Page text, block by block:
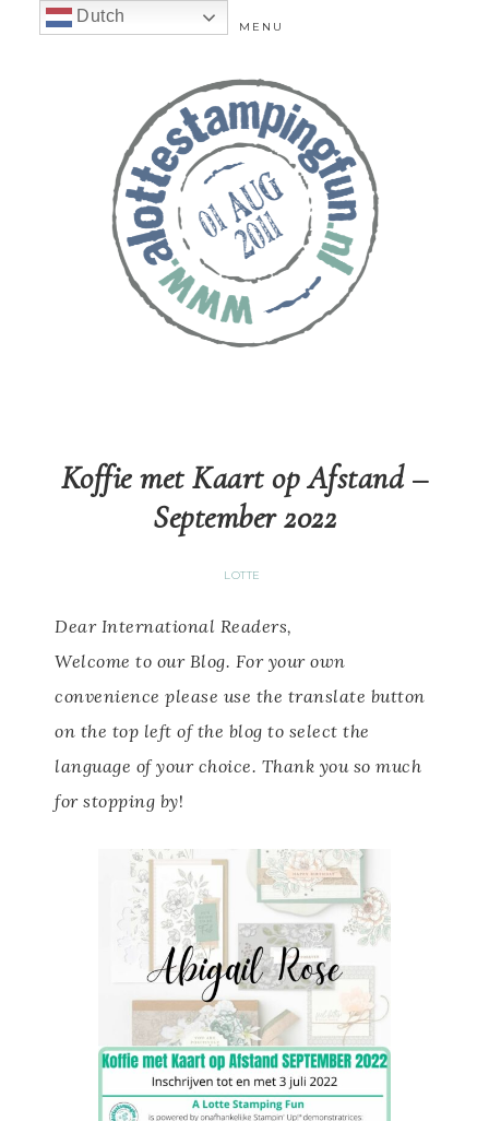
MENU
Koffie met Kaart op Afstand –
September 2022
LOTTE
Dear International Readers,
Welcome to our Blog. For your own
convenience please use the translate button
on the top left of the blog to select the
language of your choice. Thank you so much
for stopping by!
Dutch